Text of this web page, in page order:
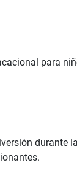
para
durante